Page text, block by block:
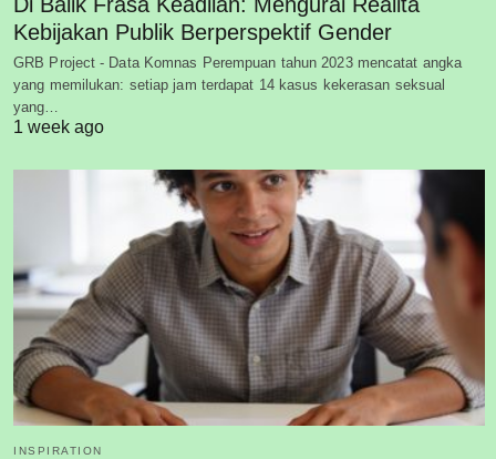
Kebijakan Publik Berperspektif Gender
GRB Project - Data Komnas Perempuan tahun 2023 mencatat angka
yang memilukan: setiap jam terdapat 14 kasus kekerasan seksual
yang…
1 week ago
INSPIRATION